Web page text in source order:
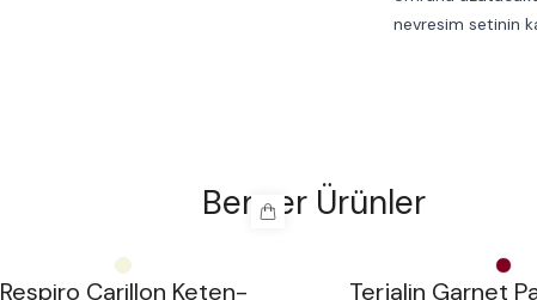
nevresim setinin
Benzer Ürünler
Respiro Carillon Keten- Terjalin Garnet